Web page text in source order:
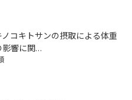
ノコキトサンの摂取による体重
影響に関…